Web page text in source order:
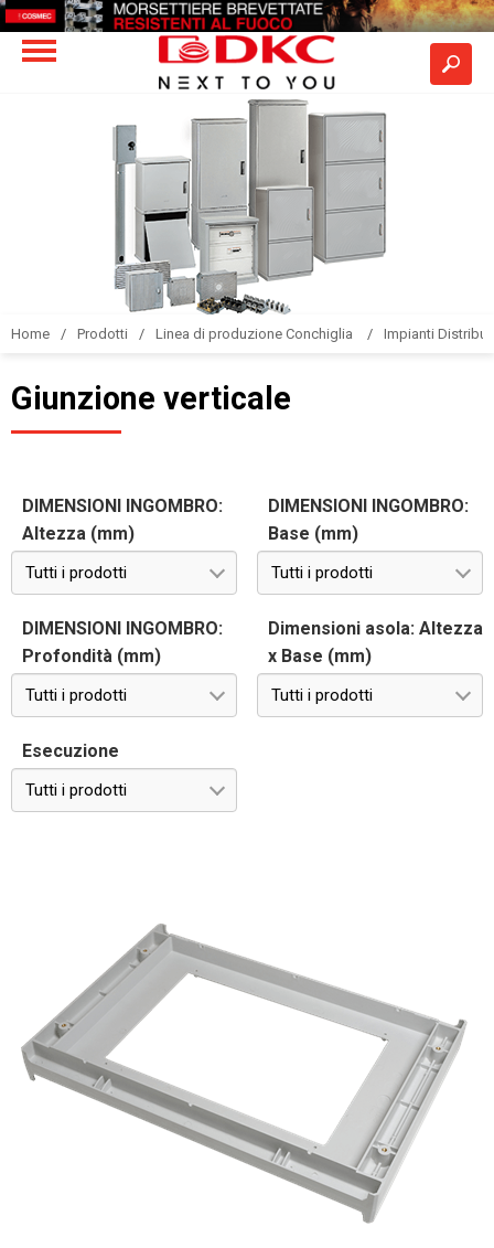
Home Prodotti Linea di produzione Conchiglia Impianti
Giunzione verticale
DIMENSIONI INGOMBRO:
Altezza (mm)
Tutti i prodotti
DIMENSIONI INGOMBRO:
Base (mm)
Tutti i prodotti
DIMENSIONI INGOMBRO:
Profondità (mm)
Tutti i prodotti
Dimensioni asola: Altezza
x Base (mm)
Tutti i prodotti
Esecuzione
Tutti i prodotti